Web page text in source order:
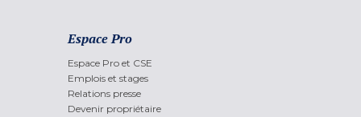
Espace Pro
Espace Pro et CSE
Emplois et stages
Relations presse
Devenir propriétaire